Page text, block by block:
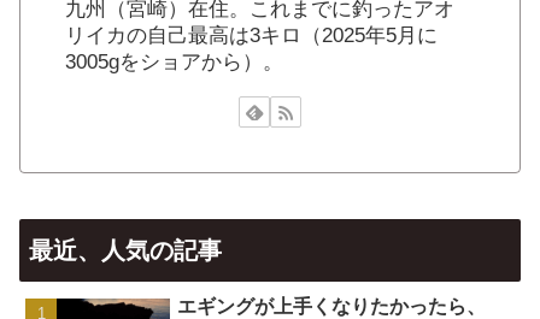
九州（宮崎）在住。これまでに釣ったアオ
リイカの自己最高は3キロ（2025年5月に
3005gをショアから）。
最近、人気の記事
エギングが上手くなりたかったら、